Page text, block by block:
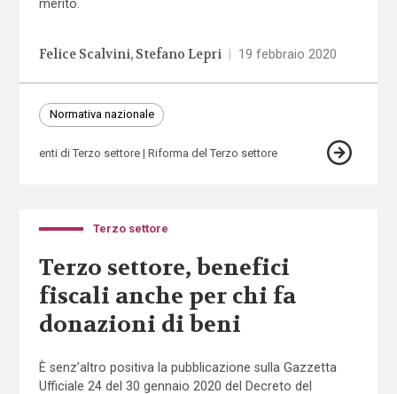
merito.
Felice Scalvini Stefano Lepri 19 febbraio 2020
Normativa nazionale
enti di Terzo settore Riforma del Terzo settore
Terzo settore
Terzo settore, benefici
fiscali anche per chi fa
donazioni di beni
È senz’altro positiva la pubblicazione sulla Gazzetta
Ufficiale 24 del 30 gennaio 2020 del Decreto del